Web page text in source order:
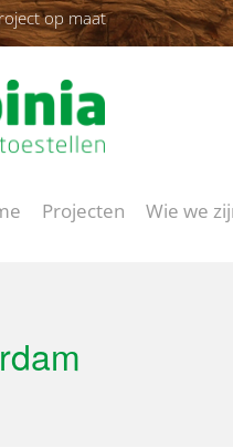
op maat
Projecten Wie we